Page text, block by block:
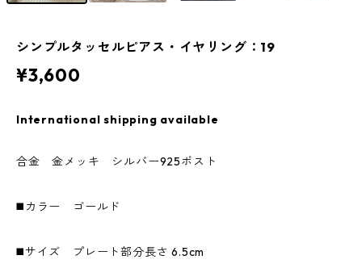
シンプルタッセルピアス・イヤリング：19
¥3,600
International shipping available
合金 金メッキ シルバー925ポスト
◼️カラー ゴールド
◼️サイズ プレート部分長さ 6.5cm